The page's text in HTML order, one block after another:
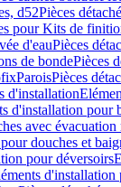
d52Pièces
pour Kits de
d'eauPièces
de bondePièces
ParoisPièces
d'installation
d'installation pour
avec évacuation
douches et
pour déversoirs